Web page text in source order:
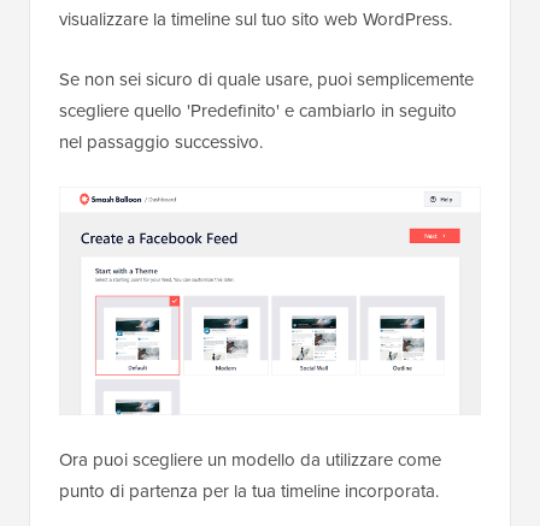
visualizzare la timeline sul tuo sito web WordPress.
Se non sei sicuro di quale usare, puoi semplicemente
scegliere quello 'Predefinito' e cambiarlo in seguito
nel passaggio successivo.
Ora puoi scegliere un modello da utilizzare come
punto di partenza per la tua timeline incorporata.